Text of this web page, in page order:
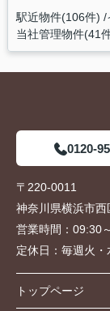
駅近物件(106件)
当社管理物件(41
0120-
〒220-0011
神奈川県横浜市
営業時間： 09:30
定休日： 毎週火・
トップページ